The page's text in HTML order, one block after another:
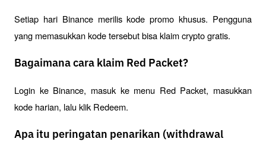
Setiap hari Binance merilis kode promo khusus. Pengguna
yang memasukkan kode tersebut bisa klaim crypto gratis.
Bagaimana cara klaim Red Packet?
Login ke Binance, masuk ke menu Red Packet, masukkan
kode harian, lalu klik Redeem.
Apa itu peringatan penarikan (withdrawal